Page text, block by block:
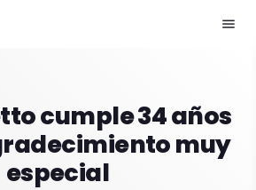
menu
cumple 34 años
muy
especial